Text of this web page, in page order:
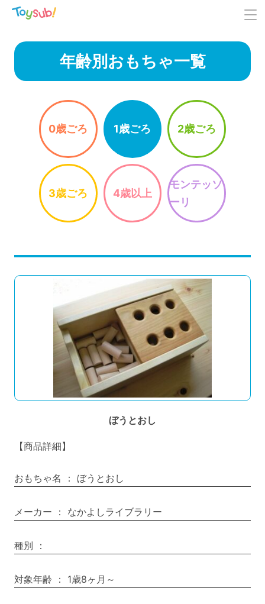
年齢別おもちゃ一覧
0歳ごろ 1歳ごろ 2歳ごろ
3歳ごろ 4歳以上
モンテッソ
ーリ
ぼうとおし
【商品詳細】
おもちゃ名 ： ぼうとおし
メーカー ： なかよしライブラリー
種別 ：
対象年齢 ： 1歳8ヶ月～